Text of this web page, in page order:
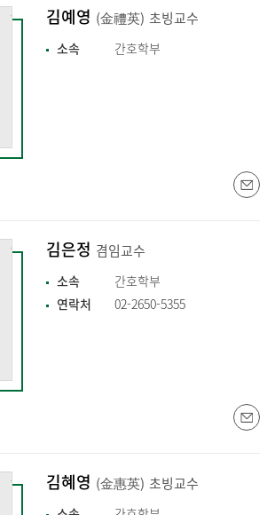
김예영 (金禮英) 초빙교수
소속 간호학부
김은정 겸임교수
소속
간호학부
연락처
02-2650-5355
김혜영 (金惠英) 초빙교수